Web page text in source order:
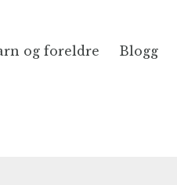
og foreldre Blogg